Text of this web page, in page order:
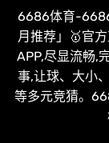
6686体育-
月推荐」🥇官
APP,尽显流畅,
事,让球、大小
等多元竞猜。